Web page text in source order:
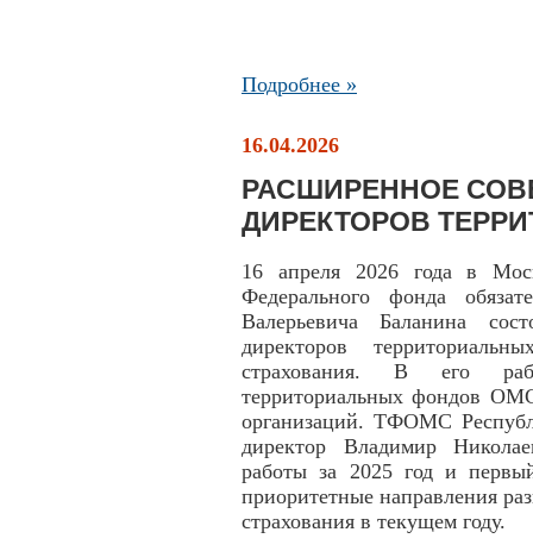
Подробнее »
16.04.2026
РАСШИРЕННОЕ
ДИРЕКТОРОВ
16 апреля 2026 года в
Федерального фонда
Валерьевича Баланина
директоров
страхования. В его
территориальных фондов
организаций. ТФОМС
директор Владимир
работы за 2025 год и
приоритетные направления
страхования в текущем году.